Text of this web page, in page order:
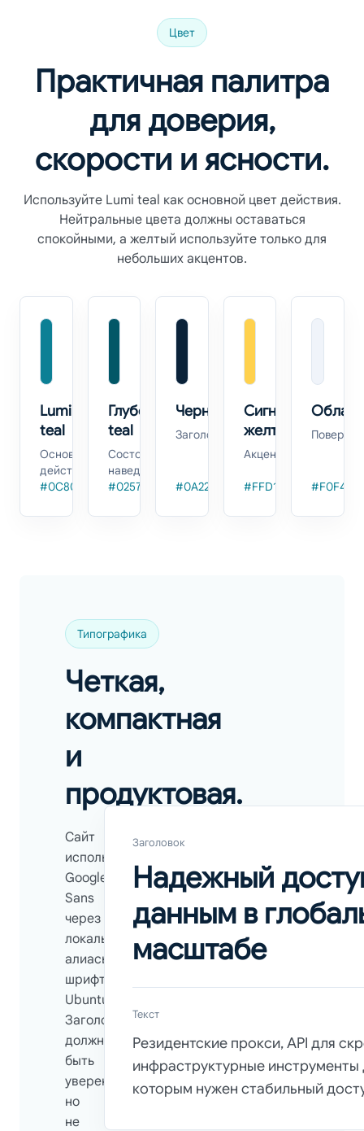
Цвет
Практичная палитра
для доверия,
скорости и ясности.
Используйте Lumi teal как основной цвет действия.
Нейтральные цвета должны оставаться
спокойными, а желтый используйте только для
небольших акцентов.
Lumi
teal
Основные
действия
#0C8095
Глубокий
teal
Состояния
наведения
#025767
Чернила
Заголовки
#0A2239
Сигнальный
желтый
Акценты
#FFD14D #F0F4FA
Типографика
Четкая,
компактная
и
продуктовая.
Сайт
использует
Google
Sans
через
локальные
алиасы
шрифта
Ubuntu.
Заголовки
должны
быть
уверенными,
но
не
Заголовок
Надежный
данным в
масштабе
Текст
Резидентские прокси, API для
инфраструктурные инструменты
которым нужен стабильный